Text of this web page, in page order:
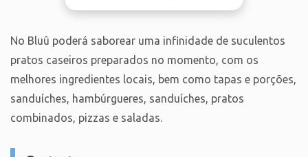
No Bluû poderá saborear uma infinidade de suculentos
pratos caseiros preparados no momento, com os
melhores ingredientes locais, bem como tapas e porções,
sanduíches, hambúrgueres, sanduíches, pratos
combinados, pizzas e saladas.